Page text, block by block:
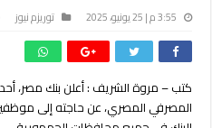
3:55 م | 25 يونيو، 2025 توريزم نيوز
كتب – مروة الشريف :أعلن بنك مصر،
المصرفي المصري، عن حاجته إلى